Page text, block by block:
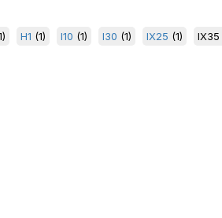
H1 (1) I10 (1) I30 (1) IX25 (1) IX35